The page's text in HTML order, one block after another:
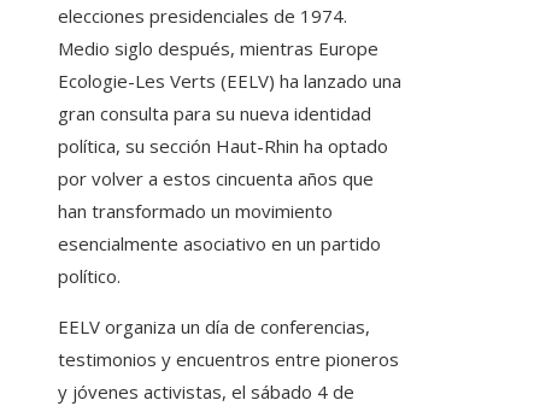
elecciones presidenciales de 1974.
Medio siglo después, mientras Europe
Ecologie-Les Verts (EELV) ha lanzado una
gran consulta para su nueva identidad
política, su sección Haut-Rhin ha optado
por volver a estos cincuenta años que
han transformado un movimiento
esencialmente asociativo en un partido
político.
EELV organiza un día de conferencias,
testimonios y encuentros entre pioneros
y jóvenes activistas, el sábado 4 de